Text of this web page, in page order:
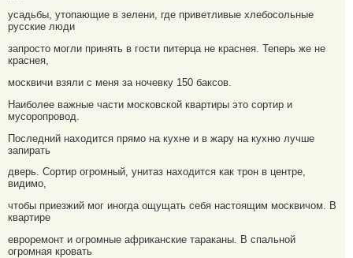
усадьбы, утопающие в зелени, где приветливые хлебосольные
русские люди
запросто могли принять в гости питерца не краснея. Теперь же не
краснея,
москвичи взяли с меня за ночевку 150 баксов.
Наиболее важные части московской квартиры это сортир и
мусоропровод.
Последний находится прямо на кухне и в жару на кухню лучше
запирать
дверь. Сортир огромный, унитаз находится как трон в центре,
видимо,
чтобы приезжий мог иногда ощущать себя настоящим москвичом. В
квартире
евроремонт и огромные африканские тараканы. В спальной
огромная кровать